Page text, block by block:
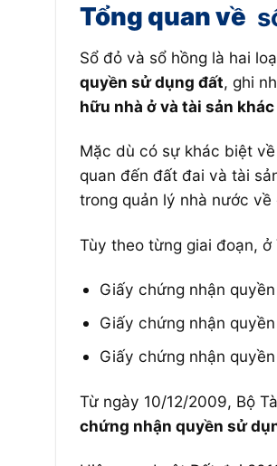
Tổng quan về
Sổ đỏ và sổ hồng là hai
quyền sử dụng đất, ghi
hữu nhà ở và tài sản
Mặc dù có sự khác biệt
quan đến đất đai và tài
trong quản lý nhà nước
Tùy theo từng giai đoạn,
Giấy chứng nhận
Giấy chứng nhận
Giấy chứng nhận
Từ ngày 10/12/2009, Bộ
chứng nhận quyền sử